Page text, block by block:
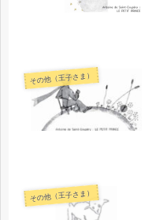
その他（王子さま）
その他（王子さま）